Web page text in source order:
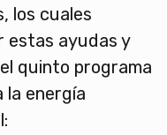
los cuales
estas ayudas y
quinto programa
energía